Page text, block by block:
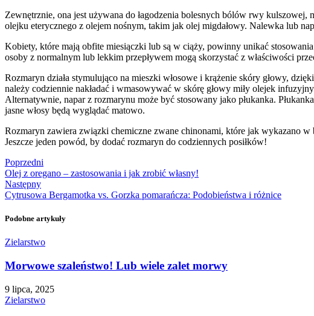
Zewnętrznie, ona jest używana do łagodzenia bolesnych bólów rwy
olejku eterycznego z olejem nośnym, takim jak olej migdałowy. Nalewka lub
Kobiety, które mają obfite miesiączki lub są w ciąży, powinny unikać
osoby z normalnym lub lekkim przepływem mogą skorzystać z właściwości
Rozmaryn działa stymulująco na mieszki włosowe i krążenie skóry głowy,
należy codziennie nakładać i wmasowywać w skórę głowy miły olejek
Alternatywnie, napar z rozmarynu może być stosowany jako płukanka.
jasne włosy będą wyglądać matowo.
Rozmaryn zawiera związki chemiczne zwane chinonami, które jak wykazano
Jeszcze jeden powód, by dodać rozmaryn do codziennych posiłków!
Poprzedni
Olej z oregano – zastosowania i jak zrobić własny!
Następny
Cytrusowa Bergamotka vs. Gorzka pomarańcza: Podobieństwa i różnice
Podobne artykuły
Zielarstwo
Morwowe szaleństwo! Lub wiele zalet morwy
9 lipca, 2025
Zielarstwo